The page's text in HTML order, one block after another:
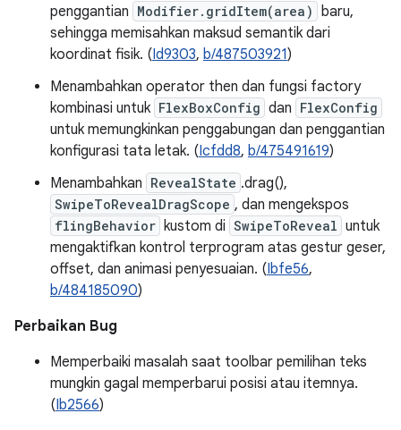
penggantian Modifier.gridItem(area) baru,
sehingga memisahkan maksud semantik dari
koordinat fisik. (Id9303, b/487503921)
Menambahkan operator then dan fungsi factory
kombinasi untuk FlexBoxConfig dan FlexConfig
untuk memungkinkan penggabungan dan penggantian
konfigurasi tata letak. (Icfdd8, b/475491619)
Menambahkan RevealState .drag(),
SwipeToRevealDragScope , dan mengekspos
flingBehavior kustom di SwipeToReveal untuk
mengaktifkan kontrol terprogram atas gestur geser,
offset, dan animasi penyesuaian. (Ibfe56,
b/484185090)
Perbaikan Bug
Memperbaiki masalah saat toolbar pemilihan teks
mungkin gagal memperbarui posisi atau itemnya.
(Ib2566)